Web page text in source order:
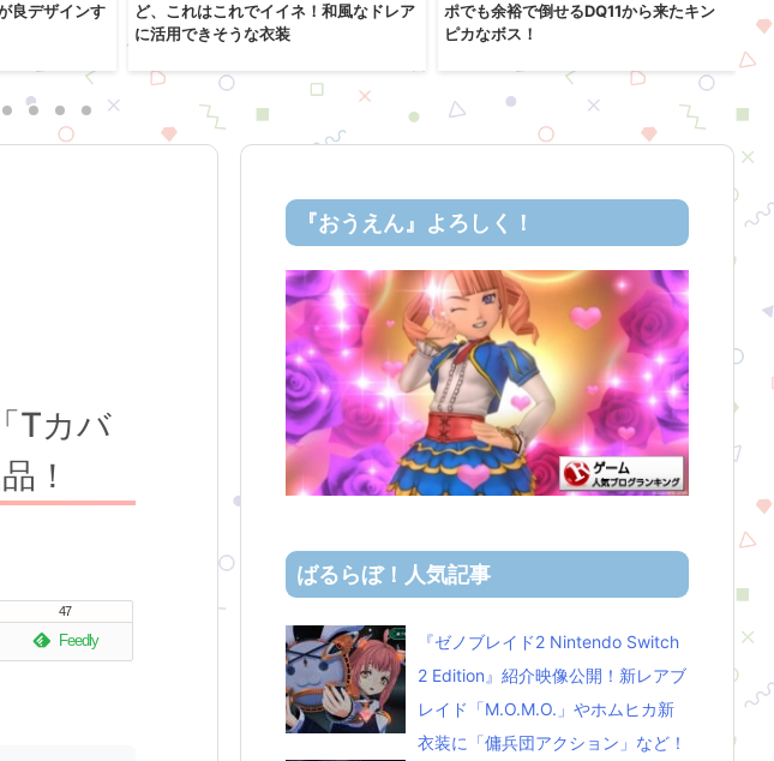
良デザインす
ど、これはこれでイイネ！和風なドレア
に活用できそうな衣装
ポでも余裕で倒せるDQ11から来たキン
ピカなボス！
Tカバ
！
Feedly
47
『おうえん』よろしく！
ばるらぼ！人気記事
『ゼノブレイド2 Nintendo Switch
2 Edition』紹介映像公開！新レアブ
レイド「M.O.M.O.」やホムヒカ新
衣装に「傭兵団アクション」など！